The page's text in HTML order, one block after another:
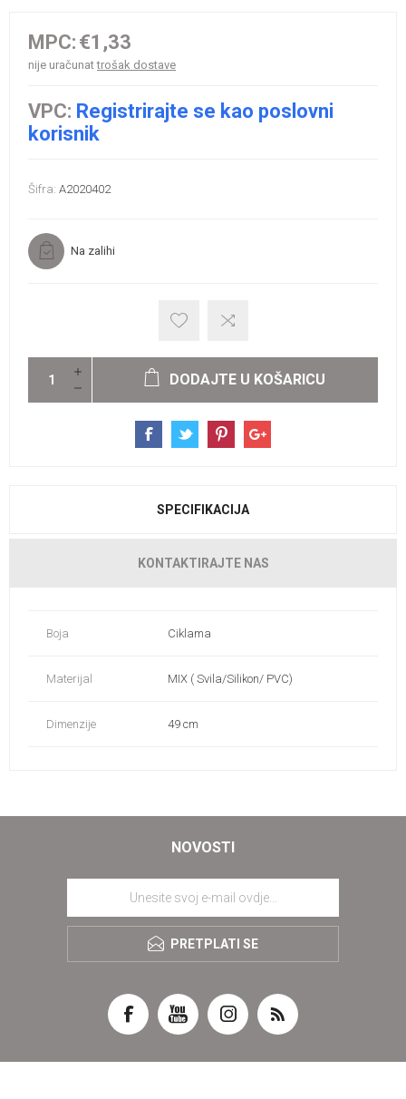
MPC: €1,33
nije uračunattrošak dostave
VPC: Registrirajte se kao poslovni
korisnik
Šifra: A2020402
Na zalihi
DODAJTE U KOŠARICU
SPECIFIKACIJA
KONTAKTIRAJTE NAS
Boja Ciklama
Materijal MIX ( Svila/Silikon/ PVC)
Dimenzije 49 cm
NOVOSTI
PRETPLATI SE